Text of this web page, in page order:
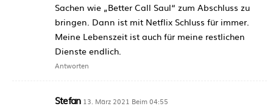
Sachen wie „Better Call Saul“ zum Abschluss zu
bringen. Dann ist mit Netflix Schluss für immer.
Meine Lebenszeit ist auch für meine restlichen
Dienste endlich.
Antworten
Stefan 13. März 2021 Beim 04:55